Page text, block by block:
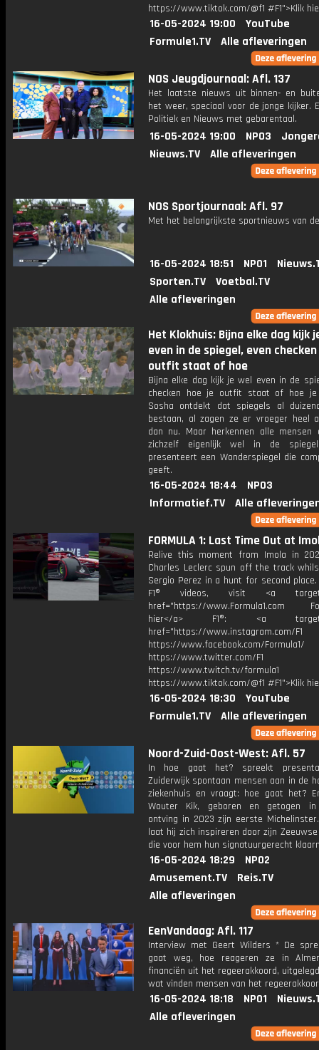
https://www.tiktok.com/@f1 #F1">Klik
16-05-2024 19:00
YouTube
Formule1.TV
Alle afleveringen
NOS Jeugdjournaal: Afl. 137
Het laatste nieuws uit binnen- en
het weer, speciaal voor de jonge kijker.
Politiek en Nieuws met gebarentaal.
16-05-2024 19:00 NPO3
Nieuws.TV
Alle afleveringen
NOS Sportjournaal: Afl. 97
Met het belangrijkste sportnieuws van
16-05-2024 18:51 NPO1
Sporten.TV
Voetbal.TV
Alle afleveringen
Het Klokhuis: Bijna elke dag kijk
even in de spiegel, even
outfit staat of hoe
Bijna elke dag kijk je wel even in de
checken hoe je outfit staat of hoe
Sosha ontdekt dat spiegels al
bestaan, al zagen ze er vroeger heel
dan nu. Maar herkennen alle mensen
zichzelf eigenlijk wel in de
presenteert een Wonderspiegel die
geeft.
16-05-2024 18:44
NPO3
Informatief.TV
Alle
FORMULA 1: Last Time Out at
Relive this moment from Imola in
Charles Leclerc spun off the track
Sergio Perez in a hunt for second
F1® videos, visit <a
href="https://www.Formula1.com
hier</a> F1®: <a
href="https://www.instagram.com/F1
https://www.facebook.com/Formula1/
https://www.twitter.com/F1
https://www.twitch.tv/formula1
https://www.tiktok.com/@f1 #F1">Klik
16-05-2024 18:30
YouTube
Formule1.TV
Alle afleveringen
Noord-Zuid-Oost-West: Afl. 57
In hoe gaat het? spreekt
Zuiderwijk spontaan mensen aan in de
ziekenhuis en vraagt: hoe gaat het?
Wouter Kik, geboren en getogen in
ontving in 2023 zijn eerste
laat hij zich inspireren door zijn
die voor hem hun signatuurgerecht
16-05-2024 18:29
NPO2
Amusement.TV
Reis.TV
Alle afleveringen
EenVandaag: Afl. 117
Interview met Geert Wilders * De
gaat weg, hoe reageren ze in
financiën uit het regeerakkoord,
wat vinden mensen van het
16-05-2024 18:18 NPO1
Alle afleveringen